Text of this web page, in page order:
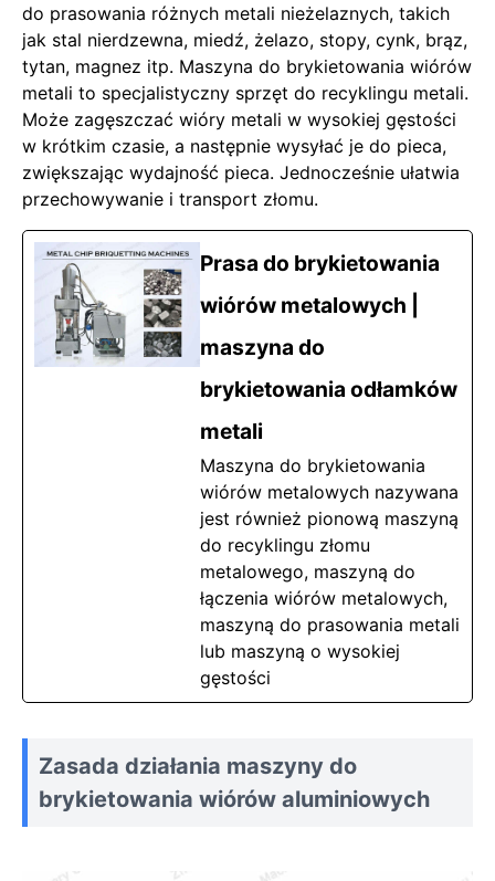
do prasowania różnych metali nieżelaznych, takich
jak stal nierdzewna, miedź, żelazo, stopy, cynk, brąz,
tytan, magnez itp. Maszyna do brykietowania wiórów
metali to specjalistyczny sprzęt do recyklingu metali.
Może zagęszczać wióry metali w wysokiej gęstości
w krótkim czasie, a następnie wysyłać je do pieca,
zwiększając wydajność pieca. Jednocześnie ułatwia
przechowywanie i transport złomu.
Prasa do brykietowania
wiórów metalowych |
maszyna do
brykietowania odłamków
metali
Maszyna do brykietowania
wiórów metalowych nazywana
jest również pionową maszyną
do recyklingu złomu
metalowego, maszyną do
łączenia wiórów metalowych,
maszyną do prasowania metali
lub maszyną o wysokiej
gęstości
Zasada działania maszyny do
brykietowania wiórów aluminiowych